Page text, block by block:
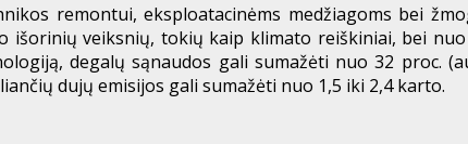
remontui, eksploatacinėms medžiagoms bei
veiksnių, tokių kaip klimato reiškiniai, bei
degalų sąnaudos gali sumažėti nuo 32 proc.
dujų emisijos gali sumažėti nuo 1,5 iki 2,4 karto.